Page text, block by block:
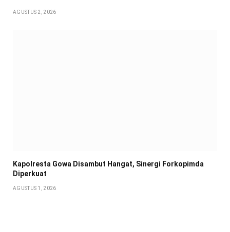
AGUSTUS 2, 2026
Kapolresta Gowa Disambut Hangat, Sinergi Forkopimda
Diperkuat
AGUSTUS 1, 2026